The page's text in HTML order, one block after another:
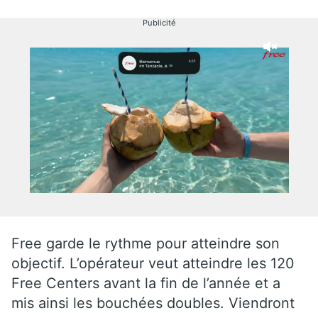
Publicité
Free garde le rythme pour atteindre son
objectif. L’opérateur veut atteindre les 120
Free Centers avant la fin de l’année et a
mis ainsi les bouchées doubles. Viendront